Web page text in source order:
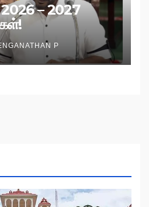
– 2027
P